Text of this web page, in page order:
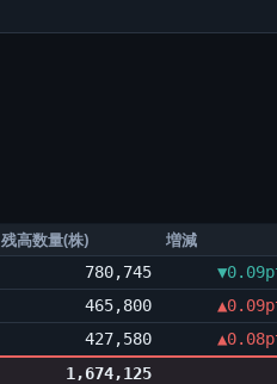
残高数量(株) 増減
780,745
465,800
427,580
1,674,125